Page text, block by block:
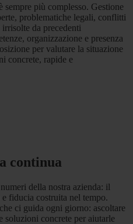
più complesso. Gestione
problematiche legali, conflitti
da precedenti
organizzazione e presenza
per valutare la situazione
concrete, rapide e
continua
della nostra azienda: il
fiducia costruita nel tempo.
ci guida ogni giorno: ascoltare
soluzioni concrete per aiutarle